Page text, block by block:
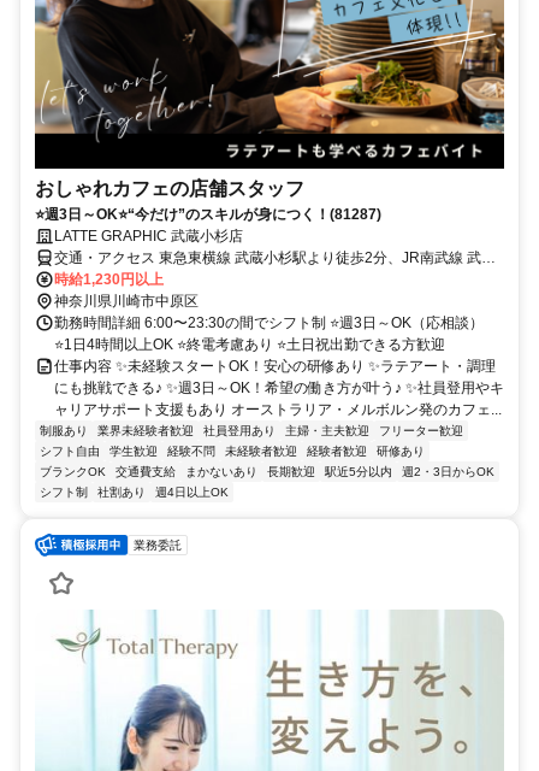
おしゃれカフェの店舗スタッフ
⭐週3日～OK⭐“今だけ”のスキルが身につく！(81287)
LATTE GRAPHIC 武蔵小杉店
交通・アクセス 東急東横線 武蔵小杉駅より徒歩2分、JR南武線 武蔵
小杉駅より徒歩2分
時給1,230円以上
神奈川県川崎市中原区
勤務時間詳細 6:00〜23:30の間でシフト制 ⭐週3日～OK（応相談）
⭐1日4時間以上OK ⭐終電考慮あり ⭐土日祝出勤できる方歓迎
仕事内容 ✨未経験スタートOK！安心の研修あり ✨ラテアート・調理
にも挑戦できる♪ ✨週3日～OK！希望の働き方が叶う♪ ✨社員登用やキ
ャリアサポート支援もあり オーストラリア・メルボルン発のカフェ...
制服あり 業界未経験者歓迎 社員登用あり 主婦・主夫歓迎
フリーター歓迎
シフト自由
学生歓迎 経験不問 未経験者歓迎 経験者歓迎
研修あり
ブランクOK
交通費支給 まかないあり 長期歓迎 駅近5分以内
週2・3日からOK
シフト制
社割あり 週4日以上OK
業務委託